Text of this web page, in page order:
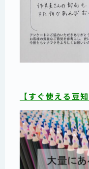
【すぐ使える豆知